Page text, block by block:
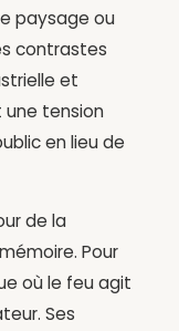
paysage ou
contrastes
et
une tension
en lieu de
de la
Pour
où le feu agit
Ses